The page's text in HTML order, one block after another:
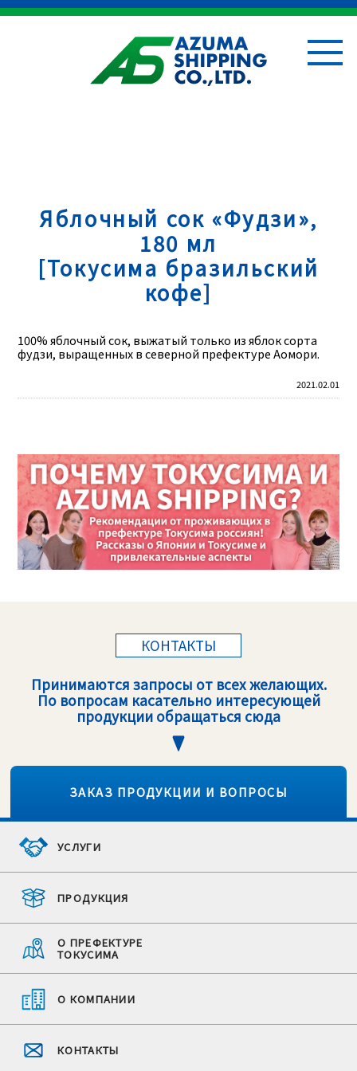
Яблочный сок «Фудзи»,
180 мл
[Токусима бразильский
кофе]
100% яблочный сок, выжатый только из яблок сорта
фудзи, выращенных в северной префектуре Аомори.
2021.02.01
КОНТАКТЫ
Принимаются запросы от всех желающих.
По вопросам касательно интересующей
продукции обращаться сюда
ЗАКАЗ ПРОДУКЦИИ И ВОПРОСЫ
УСЛУГИ
ПРОДУКЦИЯ
О ПРЕФЕКТУРЕ
ТОКУСИМА
О КОМПАНИИ
КОНТАКТЫ